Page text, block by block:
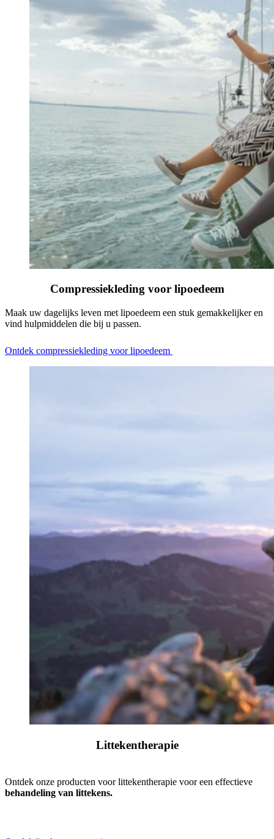
Compressiekleding voor lipoedeem
Maak uw dagelijks leven met lipoedeem een stuk gemakkelijker en
vind hulpmiddelen die bij u passen.
Ontdek compressiekleding voor lipoedeem
Littekentherapie
Ontdek onze producten voor littekentherapie voor een effectieve
behandeling van littekens.